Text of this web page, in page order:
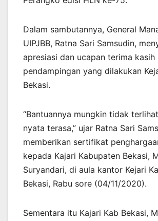
Dalam sambutannya, General
UIPJBB, Ratna Sari Samsudin,
apresiasi dan ucapan terima kasih
pendampingan yang dilakukan
Bekasi.
“Bantuannya mungkin tidak
nyata terasa,” ujar Ratna Sari
memberikan sertifikat
kepada Kajari Kabupaten Bekasi,
Suryandari, di aula kantor Kejari
Bekasi, Rabu sore (04/11/2020).
Sementara itu Kajari Kab Bekasi,